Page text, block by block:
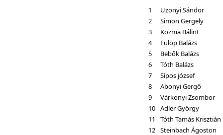
1
Uzonyi Sándor
2
Simon Gergely
3
Kozma Bálint
4
Fülöp Balázs
5
Bebők Balázs
6
Tóth Balázs
7
Sípos józsef
8
Abonyi Gergő
9
Várkonyi Zsombor
10 Adler György
11
Tóth Tamás Krisztián
12 Steinbach Ágoston